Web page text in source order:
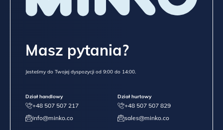
Masz pytania?
Jesteśmy do Twojej dyspozycji od 9:00 do 14:00.
Dział handlowy
+48 507 507 217
info@minko.co
Dział hurtowy
+48 507 507 829
sales@minko.co